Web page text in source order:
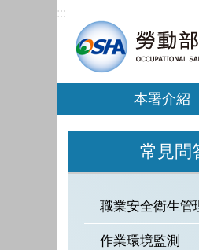
:::
本署介紹
常見問
職業安全衛生管
作業環境監測